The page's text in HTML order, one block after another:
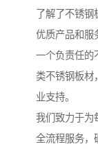
了解了不锈
优质产品和服
一个负责任的
类不锈钢板材
业支持。
我们致力于为
全流程服务，